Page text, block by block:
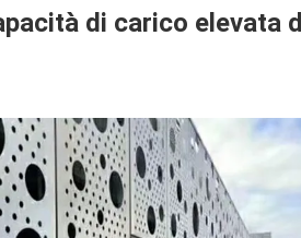
di carico elevata